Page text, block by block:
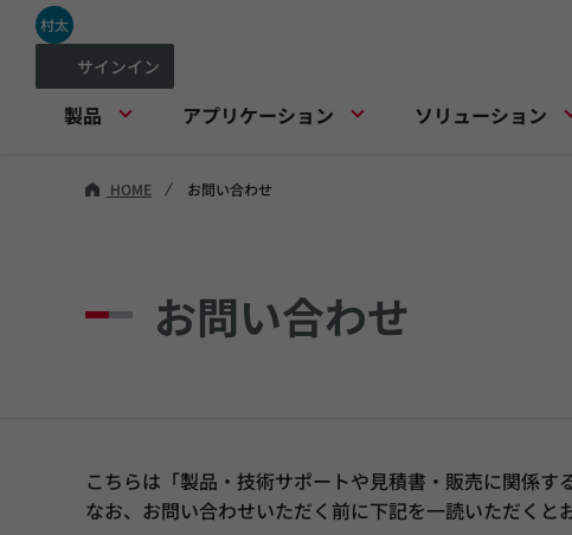
村太
サインイン
製品 アプリケーション ソリューション
HOME お問い合わせ
お問い合わせ
こちらは「製品・技術サポートや見積書・販売に関係す
なお、お問い合わせいただく前に下記を一読いただくと